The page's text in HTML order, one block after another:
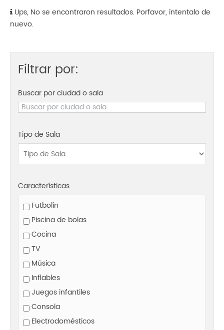
Ups, No se encontraron resultados. Porfavor, intentalo de
nuevo.
Filtrar por:
Buscar por ciudad o sala
Tipo de Sala
Características
Futbolín
Piscina de bolas
Cocina
TV
Música
Inflables
Juegos infantiles
Consola
Electrodomésticos